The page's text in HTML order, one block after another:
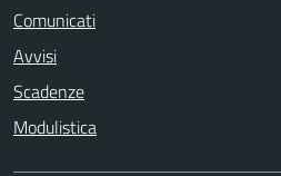
Comunicati
Avvisi
Scadenze
Modulistica